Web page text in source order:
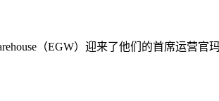
（EGW）迎来了他们的首席运营